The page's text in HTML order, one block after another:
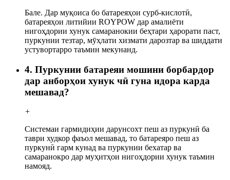
Бале. Дар муқоиса бо батареяҳои сурб-кислотӣ,
батареяҳои литийии ROYPOW дар амалиёти
нигоҳдории хунук самаранокии беҳтари ҳарорати паст,
пуркунии тезтар, мӯҳлати хизмати дарозтар ва шиддати
устувортарро таъмин мекунанд.
4. Пуркунии батареяи мошини борбардор
дар анборҳои хунук чӣ гуна идора карда
мешавад?
+
Системаи гармидиҳии дарунсохт пеш аз пуркунӣ ба
таври худкор фаъол мешавад, то батареяро пеш аз
пуркунӣ гарм кунад ва пуркунии бехатар ва
самаранокро дар муҳитҳои нигоҳдории хунук таъмин
намояд.